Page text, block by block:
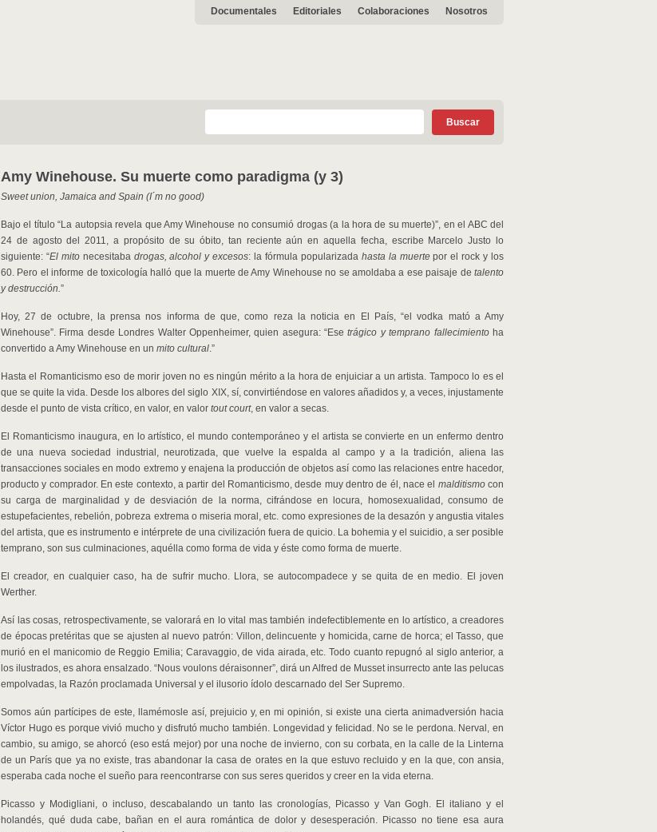
Documentales Editoriales Colaboraciones Nosotros
Amy Winehouse. Su muerte como paradigma (y 3)
Sweet union, Jamaica and Spain (I´m no good)
Bajo el título “La autopsia revela que Amy Winehouse no consumió drogas (a la hora de su muerte)”, en el ABC del
24 de agosto del 2011, a propósito de su óbito, tan reciente aún en aquella fecha, escribe Marcelo Justo lo
siguiente: “El mitonecesitaba drogas, alcohol y excesos: la fórmula popularizada hasta la muertepor el rock y los
60. Pero el informe de toxicología halló que la muerte de Amy Winehouse no se amoldaba a ese paisaje de talento
y destrucción.”
Hoy, 27 de octubre, la prensa nos informa de que, como reza la noticia en El País, “el vodka mató a Amy
Winehouse”. Firma desde Londres Walter Oppenheimer, quien asegura: “Esetrágico y temprano fallecimientoha
convertido a Amy Winehouse en un mito cultural.”
Hasta el Romanticismo eso de morir joven no es ningún mérito a la hora de enjuiciar a un artista. Tampoco lo es el
que se quite la vida. Desde los albores del siglo XIX, sí, convirtiéndose en valores añadidos y, a veces, injustamente
desde el punto de vista crítico, en valor, en valor tout court, en valor a secas.
El Romanticismo inaugura, en lo artístico, el mundo contemporáneo y el artista se convierte en un enfermo dentro
de una nueva sociedad industrial, neurotizada, que vuelve la espalda al campo y a la tradición, aliena las
transacciones sociales en modo extremo y enajena la producción de objetos así como las relaciones entre hacedor,
producto y comprador. En este contexto, a partir del Romanticismo, desde muy dentro de él, nace el malditismocon
su carga de marginalidad y de desviación de la norma, cifrándose en locura, homosexualidad, consumo de
estupefacientes, rebelión, pobreza extrema o miseria moral, etc. como expresiones de la desazón y angustia vitales
del artista, que es instrumento e intérprete de una civilización fuera de quicio. La bohemia y el suicidio, a ser posible
temprano, son sus culminaciones, aquélla como forma de vida y éste como forma de muerte.
El creador, en cualquier caso, ha de sufrir mucho. Llora, se autocompadece y se quita de en medio. El joven
Werther.
Así las cosas, retrospectivamente, se valorará en lo vital mas también indefectiblemente en lo artístico, a creadores
de épocas pretéritas que se ajusten al nuevo patrón: Villon, delincuente y homicida, carne de horca; el Tasso, que
murió en el manicomio de Reggio Emilia; Caravaggio, de vida airada, etc. Todo cuanto repugnó al siglo anterior, a
los ilustrados, es ahora ensalzado. “Nous voulons déraisonner”, dirá un Alfred de Musset insurrecto ante las pelucas
empolvadas, la Razón proclamada Universal y el ilusorio ídolo descarnado del Ser Supremo.
Somos aún partícipes de este, llamémosle así, prejuicio y, en mi opinión, si existe una cierta animadversión hacia
Víctor Hugo es porque vivió mucho y disfrutó mucho también. Longevidad y felicidad. No se le perdona. Nerval, en
cambio, su amigo, se ahorcó (eso está mejor) por una noche de invierno, con su corbata, en la calle de la Linterna
de un París que ya no existe, tras abandonar la casa de orates en la que estuvo recluido y en la que, con ansia,
esperaba cada noche el sueño para reencontrarse con sus seres queridos y creer en la vida eterna.
Picasso y Modigliani, o incluso, descabalando un tanto las cronologías, Picasso y Van Gogh. El italiano y el
holandés, qué duda cabe, bañan en el aura romántica de dolor y desesperación. Picasso no tiene esa aura